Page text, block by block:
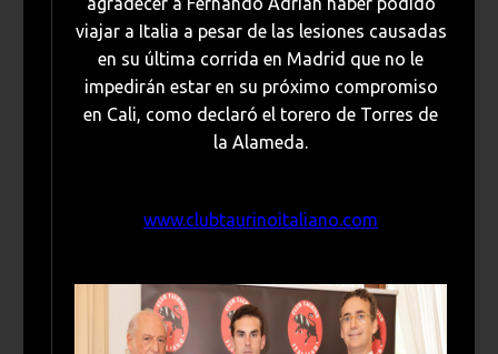
viajar a Italia a pesar de las lesiones causadas
en su última corrida en Madrid que no le
impedirán estar en su próximo compromiso
en Cali, como declaró el torero de Torres de
la Alameda.
www.clubtaurinoitaliano.com